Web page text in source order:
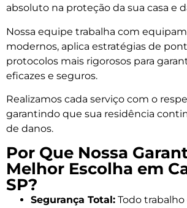
absoluto na proteção da sua casa e
Nossa equipe trabalha com
modernos, aplica estratégias de
protocolos mais rigorosos para
eficazes e seguros.
Realizamos cada serviço com o
garantindo que sua residência
de danos.
Por Que Nossa
Melhor Escolha em
SP?
Segurança Total: Todo